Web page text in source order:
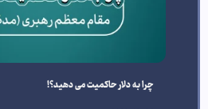
چرا به دلار حاکمیت می دهید؟!